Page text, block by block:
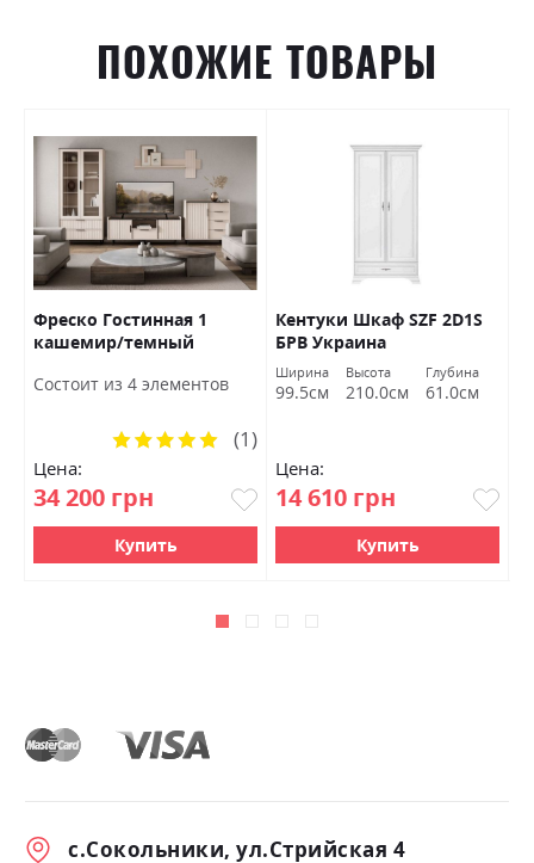
ПОХОЖИЕ ТОВАРЫ
Фреско Гостинная 1
кашемир/темный
Состоит из 4 элементов
Цена:
34 200 грн
Рейтинг:
(1)
Купить
Кентуки Шкаф SZF 2D1S
БРВ Украина
Ширина
99.5см
Высота
210.0см
Глубина
61.0см
Цена:
14 610 грн
Купить
с.Сокольники, ул.Стрийская 4